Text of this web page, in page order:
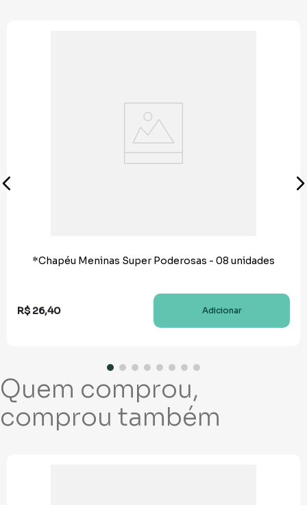
*Chapéu Meninas Super Poderosas - 08 unidades
R$ 26,40 Adicionar
Quem comprou,
comprou também